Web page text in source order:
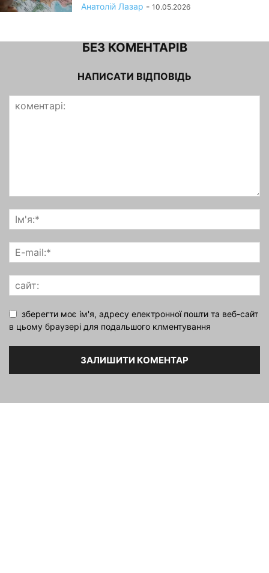
Анатолій Лазар - 10.05.2026
БЕЗ КОМЕНТАРІВ
НАПИСАТИ ВІДПОВІДЬ
зберегти моє ім'я, адресу електронної пошти та веб-сайт
в цьому браузері для подальшого клментування